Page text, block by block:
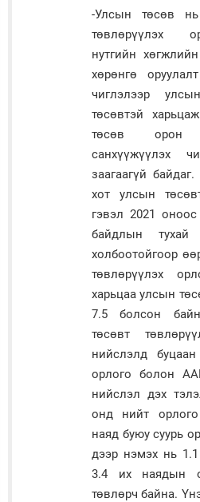
-Улсын төсөв
төвлөрүүлэх
нутгийн
хөрөнгө
чиглэлээр
төсөвтэй
төсөв орон
санхүүжүүлэх
заагаагүй
хот улсын
гэвэл 2021
байдлын тухай
холбоотойгоор
төвлөрүүлэх
харьцаа улсын
7.5 болсон
төсөвт
нийслэлд
орлого болон
нийслэл дэх
онд нийт
наяд буюу суурь
дээр нэмэх нь
3.4 их наядын
төвлөрч байна.